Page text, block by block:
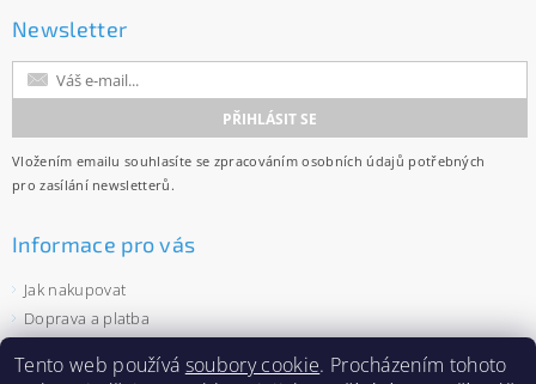
Newsletter
Vložením emailu souhlasíte se zpracováním osobních údajů potřebných
pro zasílání newsletterů.
Informace pro vás
Jak nakupovat
Doprava a platba
Ochrana osobních údajů
Tento web používá soubory cookie. Procházením tohoto